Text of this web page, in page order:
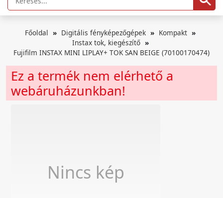
Főoldal Digitális fényképezőgépek
Kompakt
Instax tok, kiegészítő
Fujifilm INSTAX MINI LIPLAY+ TOK SAN BEIGE (70100170474)
Ez a termék nem elérhető a
webáruházunkban!
Nincs kép